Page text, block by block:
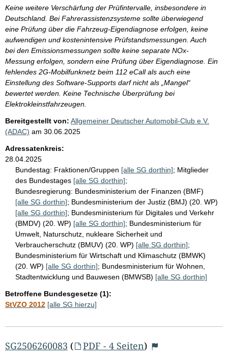
Keine weitere Verschärfung der Prüfintervalle, insbesondere in
Deutschland. Bei Fahrerassistenzsysteme sollte überwiegend
eine Prüfung über die Fahrzeug-Eigendiagnose erfolgen, keine
aufwendigen und kostenintensive Prüfstandsmessungen. Auch
bei den Emissionsmessungen sollte keine separate NOx-
Messung erfolgen, sondern eine Prüfung über Eigendiagnose. Ein
fehlendes 2G-Mobilfunknetz beim 112 eCall als auch eine
Einstellung des Software-Supports darf nicht als „Mangel“
bewertet werden. Keine Technische Überprüfung bei
Elektrokleinstfahrzeugen.
Bereitgestellt von: Allgemeiner Deutscher Automobil-Club e.V.
(ADAC) am 30.06.2025
Adressatenkreis:
28.04.2025
Bundestag: Fraktionen/Gruppen [alle SG dorthin]; Mitglieder
des Bundestages [alle SG dorthin];
Bundesregierung: Bundesministerium der Finanzen (BMF)
[alle SG dorthin]; Bundesministerium der Justiz (BMJ) (20. WP)
[alle SG dorthin]; Bundesministerium für Digitales und Verkehr
(BMDV) (20. WP) [alle SG dorthin]; Bundesministerium für
Umwelt, Naturschutz, nukleare Sicherheit und
Verbraucherschutz (BMUV) (20. WP) [alle SG dorthin];
Bundesministerium für Wirtschaft und Klimaschutz (BMWK)
(20. WP) [alle SG dorthin]; Bundesministerium für Wohnen,
Stadtentwicklung und Bauwesen (BMWSB) [alle SG dorthin]
Betroffene Bundesgesetze (1):
StVZO 2012 [alle SG hierzu]
SG2506260083 ( PDF - 4 Seiten)